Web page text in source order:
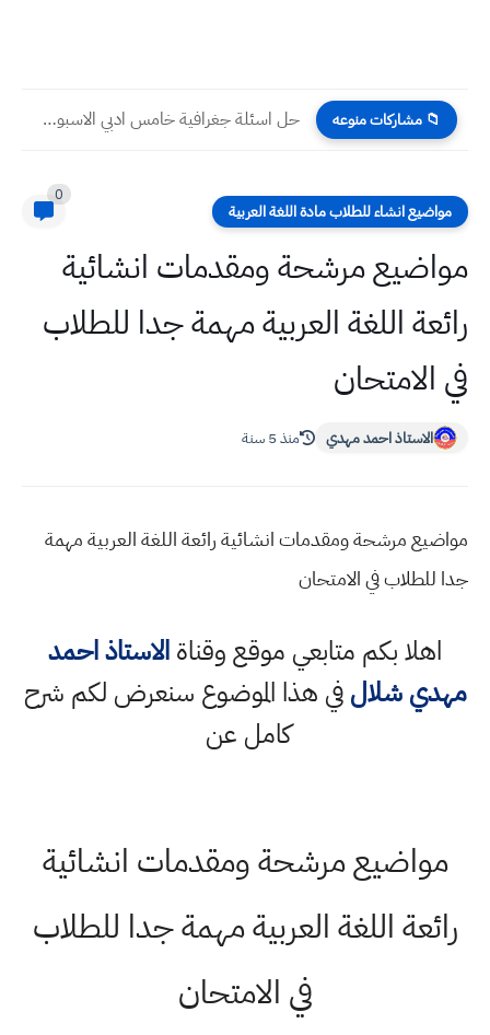
📁 مشاركات منوعه حل اسئلة جغرافية خامس ادبي الاسبوع الرابع عشر التلفزيون التربوي
مواضيع انشاء للطلاب مادة اللغة العربية
0
مواضيع مرشحة ومقدمات انشائية
رائعة اللغة العربية مهمة جدا للطلاب
في الامتحان
الاستاذ احمد مهدي منذ 5 سنة
مواضيع مرشحة ومقدمات انشائية رائعة اللغة العربية مهمة
جدا للطلاب في الامتحان
اهلا بكم متابعي موقع وقناةالاستاذ احمد
مهدي شلالفي هذا الموضوع سنعرض لكم شرح
كامل عن
مواضيع مرشحة ومقدمات انشائية
رائعة اللغة العربية مهمة جدا للطلاب
في الامتحان